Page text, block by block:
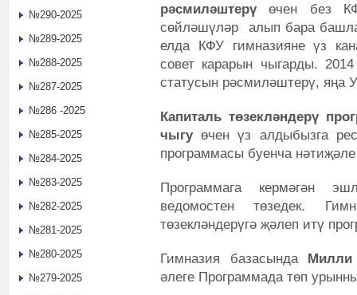
рәсмиләштерүөчен без
сөйләшүләр алып бара
елда КФУ гимназияне үз
совет карарын чыгарды.
статусын рәсмиләштерү, яңа
Капиталь төзекләндерү
чыгуөчен үз алдыбызга
программасы буенча
Программага кермәгән
ведомостен төзедек.
төзекләндерүгә җәлеп итү
Гимназия базасында Милли
әлеге Программада төп
№290-2025
№289-2025
№288-2025
№287-2025
№286 -2025
№285-2025
№284-2025
№283-2025
№282-2025
№281-2025
№280-2025
№279-2025